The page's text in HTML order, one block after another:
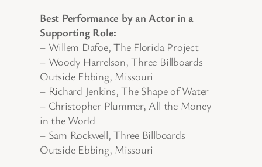
Best Performance by an Actor in a
Supporting Role:
– Willem Dafoe, The Florida Project
– Woody Harrelson, Three Billboards
Outside Ebbing, Missouri
– Richard Jenkins, The Shape of Water
– Christopher Plummer, All the Money
in the World
– Sam Rockwell, Three Billboards
Outside Ebbing, Missouri